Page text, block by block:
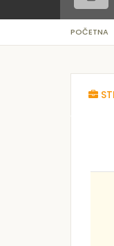
POČETNA